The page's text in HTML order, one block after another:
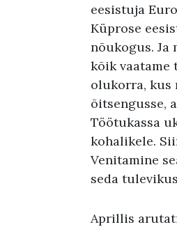
eesistuja
Küprose
nõukogus.
kõik vaatame
olukorra, kus
õitsengusse,
Töötukassa
kohalikele.
Venitamine
seda
Aprillis